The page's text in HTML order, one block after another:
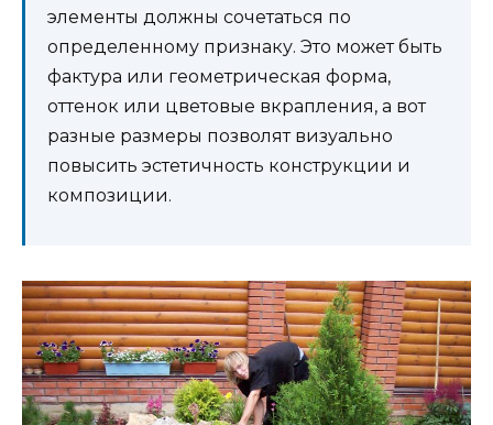
элементы должны сочетаться по
определенному признаку. Это может быть
фактура или геометрическая форма,
оттенок или цветовые вкрапления, а вот
разные размеры позволят визуально
повысить эстетичность конструкции и
композиции.